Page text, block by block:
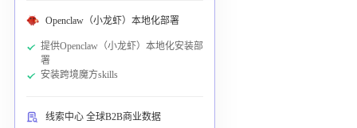
Openclaw（小龙虾）本地化部署
提供Openclaw（小龙虾）本地化安装部
署
安装跨境魔方skills
线索中心 全球B2B商业数据